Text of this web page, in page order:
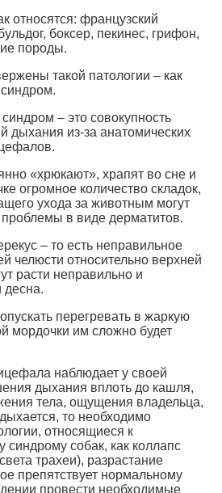
относятся: французский
боксер, пекинес, грифон,
породы.
такой патологии – как
– это совокупность
дыхания из-за анатомических
«хрюкают», храпят во сне и
огромное количество складок,
ухода за животным могут
в виде дерматитов.
– то есть неправильное
челюсти относительно верхней
расти неправильно и
десна.
перегревать в жаркую
мордочки им сложно будет
наблюдает у своей
дыхания вплоть до кашля,
тела, ощущения владельца,
то необходимо
относящиеся к
синдрому собак, как коллапс
трахеи), разрастание
препятствует нормальному
провести необходимые